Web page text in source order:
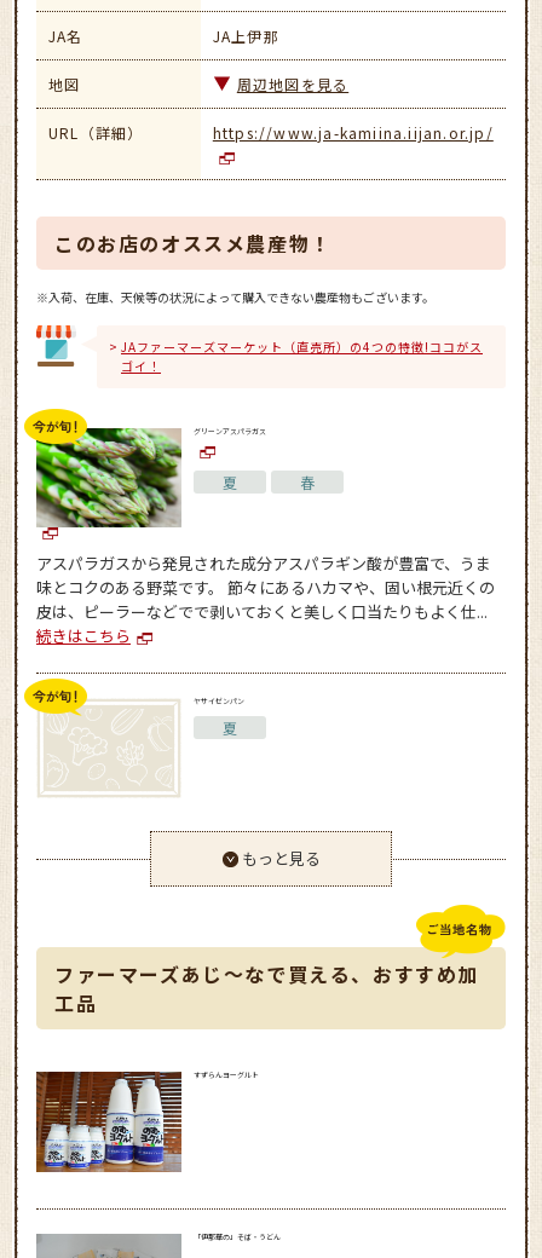
JA名 JA上伊那
地図 周辺地図を見る
URL（詳細） https://www.ja-kamiina.iijan.or.jp/
このお店のオススメ農産物！
※入荷、在庫、天候等の状況によって購入できない農産物もございます。
JAファーマーズマーケット（直売所）の4つの特徴!ココがス
ゴイ！
グリーンアスパラガス
夏 春
アスパラガスから発見された成分アスパラギン酸が豊富で、うま
味とコクのある野菜です。 節々にあるハカマや、固い根元近くの
皮は、ピーラーなどでで剥いておくと美しく口当たりもよく仕...
続きはこちら
ヤサイゼンパン
夏
もっと見る
ファーマーズあじ～なで買える、おすすめ加
工品
すずらんヨーグルト
「伊那華の」そば・うどん